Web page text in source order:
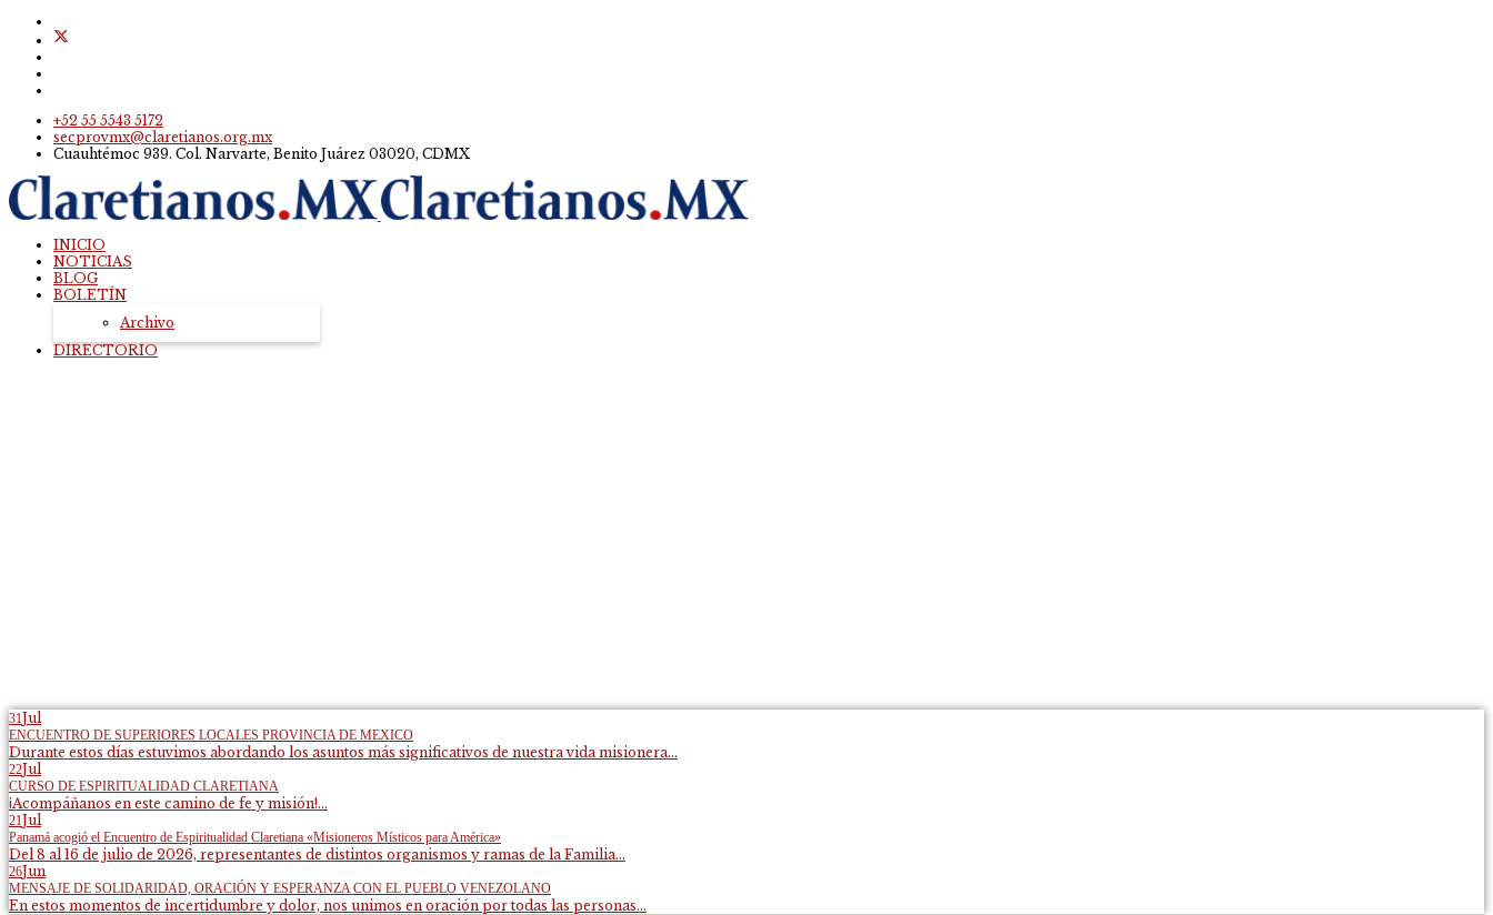
+52 55 5543 5172
secprovmx@claretianos.org.mx
Cuauhtémoc 939. Col. Narvarte, Benito Juárez 03020, CDMX
INICIO
NOTICIAS
BLOG
BOLETÍN
Archivo
DIRECTORIO
31Jul
ENCUENTRO DE SUPERIORES LOCALES PROVINCIA DE MEXICO
Durante estos días estuvimos abordando los asuntos más significativos de nuestra vida misionera...
22Jul
CURSO DE ESPIRITUALIDAD CLARETIANA
¡Acompáñanos en este camino de fe y misión!...
21Jul
Panamá acogió el Encuentro de Espiritualidad Claretiana «Misioneros Místicos para América»
Del 8 al 16 de julio de 2026, representantes de distintos organismos y ramas de la Familia...
26Jun
MENSAJE DE SOLIDARIDAD, ORACIÓN Y ESPERANZA CON EL PUEBLO VENEZOLANO
En estos momentos de incertidumbre y dolor, nos unimos en oración por todas las personas...